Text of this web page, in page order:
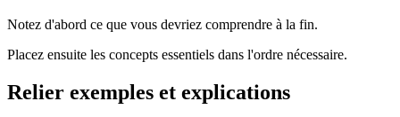
Notez d'abord ce que vous devriez comprendre à la fin.
Placez ensuite les concepts essentiels dans l'ordre nécessaire.
Relier exemples et explications